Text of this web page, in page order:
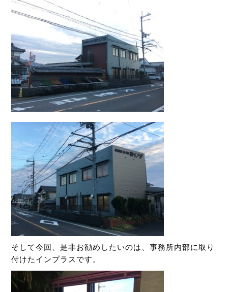
そして今回、是非お勧めしたいのは、事務所内部に取り
付けたインプラスです。